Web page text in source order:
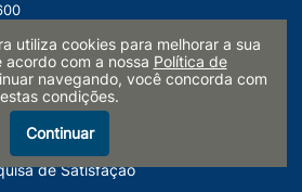
40
de Satisfação
utiliza cookies para melhorar a sua
com a nossa Política de
navegando, você concorda com
estas condições.
Continuar